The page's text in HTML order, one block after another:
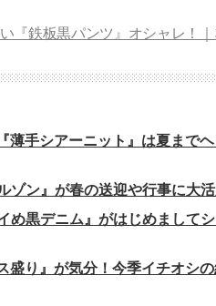
『鉄板黒パンツ』オシャレ！
薄手シアーニット』は夏まで
ゾン』が春の送迎や行事に大活
め黒デニム』がはじめまして
盛り』が気分！今季イチオシ